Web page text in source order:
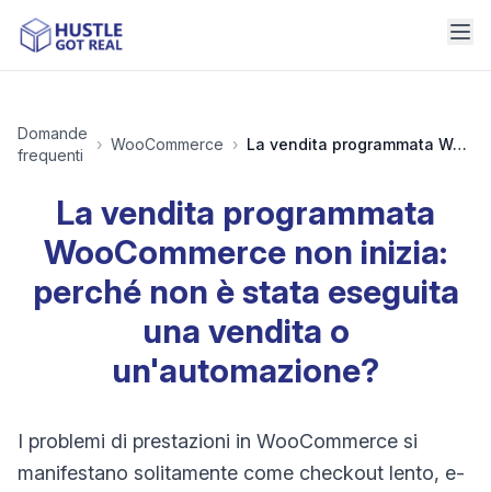
Domande
frequenti
› WooCommerce › La vendita programmata WooCommerce non inizia: perché non è stata eseguita una vendita o un'automazione?
La vendita programmata
WooCommerce non inizia:
perché non è stata eseguita
una vendita o
un'automazione?
I problemi di prestazioni in WooCommerce si
manifestano solitamente come checkout lento, e-